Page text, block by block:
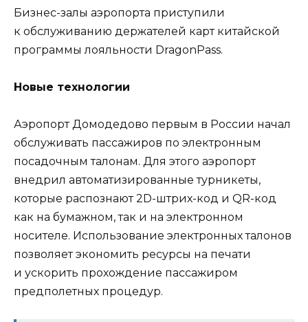
Бизнес-залы аэропорта приступили
к обслуживанию держателей карт китайской
программы лояльности DragonPass.
Новые технологии
Аэропорт Домодедово первым в России начал
обслуживать пассажиров по электронным
посадочным талонам. Для этого аэропорт
внедрил автоматизированные турникеты,
которые распознают 2D-штрих-код и QR-код
как на бумажном, так и на электронном
носителе. Использование электронных талонов
позволяет экономить ресурсы на печати
и ускорить прохождение пассажиром
предполетных процедур.